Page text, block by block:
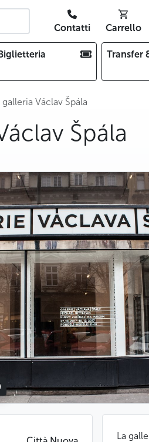
Contatti Carrello
Transfer
galleria Václav Špála
Špála
La